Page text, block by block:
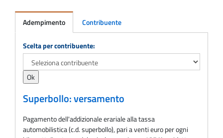
Adempimento Contribuente
Adempimento
Scelta per contribuente:
Superbollo: versamento
Pagamento dell'addizionale erariale alla tassa
automobilistica (c.d. superbollo), pari a venti euro per ogni